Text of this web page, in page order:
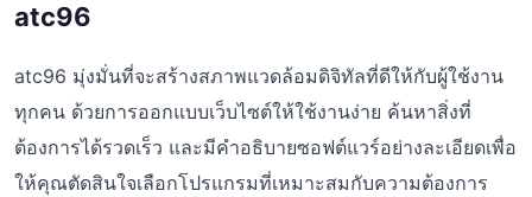
atc96
atc96 มุ่งมั่นที่จะสร้างสภาพแวดล้อมดิจิทัลที่ดีให้กับผู้ใช้งาน
ทุกคน ด้วยการออกแบบเว็บไซต์ให้ใช้งานง่าย ค้นหาสิ่งที่
ต้องการได้รวดเร็ว และมีคำอธิบายซอฟต์แวร์อย่างละเอียดเพื่อ
ให้คุณตัดสินใจเลือกโปรแกรมที่เหมาะสมกับความต้องการ